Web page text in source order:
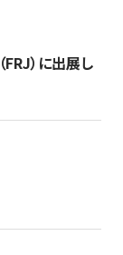
FRJ）に出展し